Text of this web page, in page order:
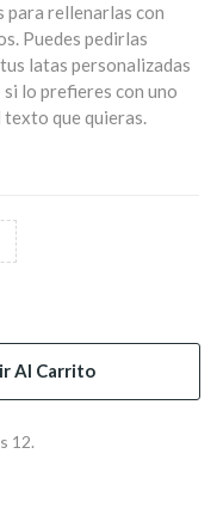
para rellenarlas con
Puedes pedirlas
latas personalizadas
lo prefieres con uno
texto que quieras.
Al Carrito
12.